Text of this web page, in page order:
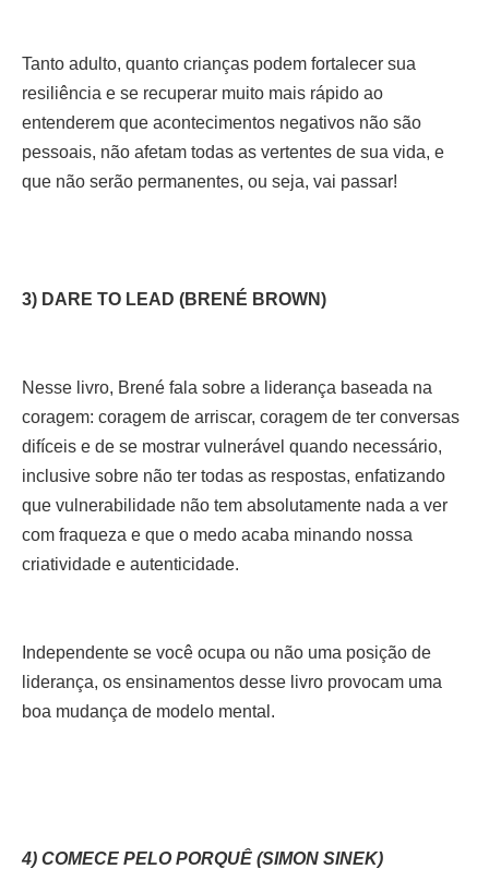
Tanto adulto, quanto crianças podem fortalecer sua
resiliência e se recuperar muito mais rápido ao
entenderem que acontecimentos negativos não são
pessoais, não afetam todas as vertentes de sua vida, e
que não serão permanentes, ou seja, vai passar!
3) DARE TO LEAD (BRENÉ BROWN)
Nesse livro, Brené fala sobre a liderança baseada na
coragem: coragem de arriscar, coragem de ter conversas
difíceis e de se mostrar vulnerável quando necessário,
inclusive sobre não ter todas as respostas, enfatizando
que vulnerabilidade não tem absolutamente nada a ver
com fraqueza e que o medo acaba minando nossa
criatividade e autenticidade.
Independente se você ocupa ou não uma posição de
liderança, os ensinamentos desse livro provocam uma
boa mudança de modelo mental.
4) COMECE PELO PORQUÊ (SIMON SINEK)